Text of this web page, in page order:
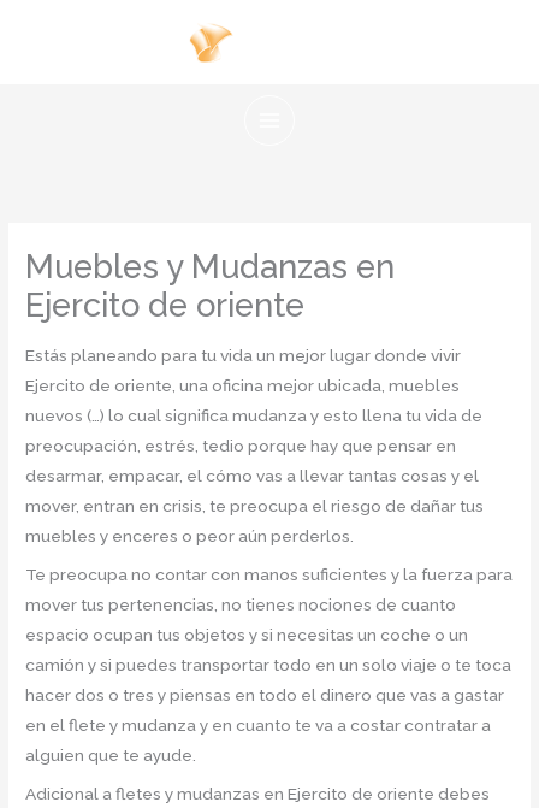
Muebles y Mudanzas en
Ejercito de oriente
Estás planeando para tu vida un mejor lugar donde vivir
Ejercito de oriente, una oficina mejor ubicada, muebles
nuevos (…) lo cual significa mudanza y esto llena tu vida de
preocupación, estrés, tedio porque hay que pensar en
desarmar, empacar, el cómo vas a llevar tantas cosas y el
mover, entran en crisis, te preocupa el riesgo de dañar tus
muebles y enceres o peor aún perderlos.
Te preocupa no contar con manos suficientes y la fuerza para
mover tus pertenencias, no tienes nociones de cuanto
espacio ocupan tus objetos y si necesitas un coche o un
camión y si puedes transportar todo en un solo viaje o te toca
hacer dos o tres y piensas en todo el dinero que vas a gastar
en el flete y mudanza y en cuanto te va a costar contratar a
alguien que te ayude.
Adicional a fletes y mudanzas en Ejercito de oriente debes